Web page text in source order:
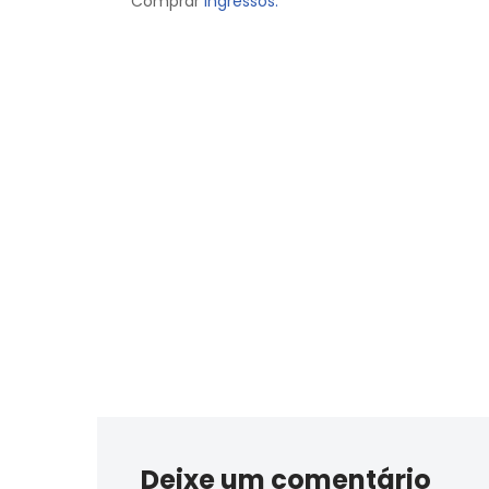
Deixe um comentário